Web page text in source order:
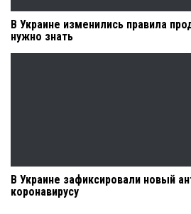
В Украине изменились правила
нужно знать
В Украине зафиксировали новый
коронавирусу